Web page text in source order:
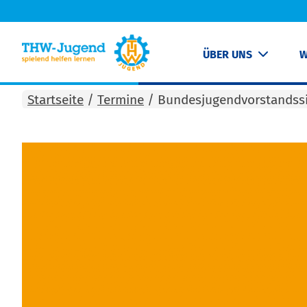
ÜBER UNS
Startseite / Termine /